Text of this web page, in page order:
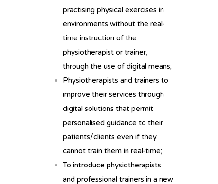
practising physical exercises in
environments without the real-
time instruction of the
physiotherapist or trainer,
through the use of digital means;
Physiotherapists and trainers to
improve their services through
digital solutions that permit
personalised guidance to their
patients/clients even if they
cannot train them in real-time;
To introduce physiotherapists
and professional trainers in a new